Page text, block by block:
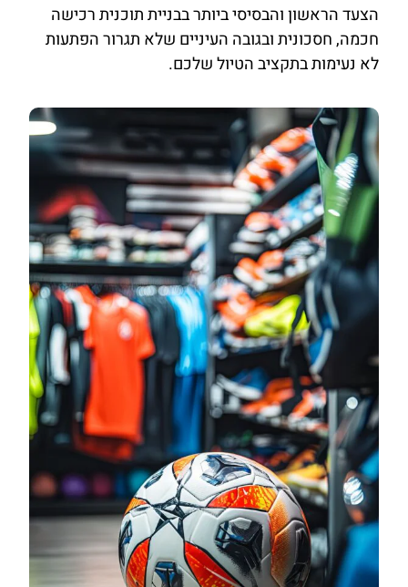
הצעד הראשון והבסיסי ביותר בבניית תוכנית רכישה
חכמה, חסכונית ובגובה העיניים שלא תגרור הפתעות
לא נעימות בתקציב הטיול שלכם.